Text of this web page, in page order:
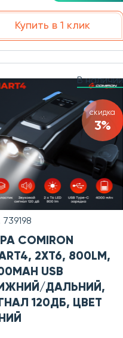
Купить в 1 клик
В наличии
скидка
3%
COMIRON
2XT6, 800LM,
USB
ДАЛЬНИЙ,
120ДБ, ЦВЕТ